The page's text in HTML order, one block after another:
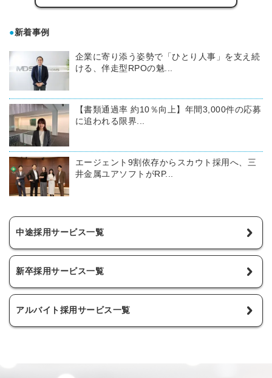
●新着事例
企業に寄り添う姿勢で「ひとり人事」を支え続
ける、伴走型RPOの魅...
【書類通過率 約10％向上】年間3,000件の応募
に追われる限界...
エージェント9割依存からスカウト採用へ、三
井金属ユアソフトがRP...
中途採用サービス一覧
新卒採用サービス一覧
アルバイト採用サービス一覧